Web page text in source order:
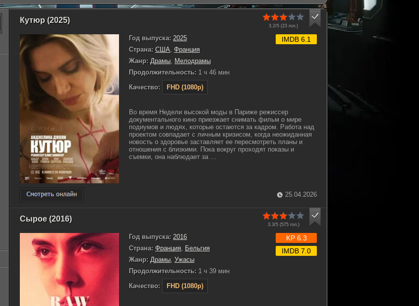
Кутюр (2025)
3.2/5 (23 гол.)
Год выпуска: 2025
Страна: США, Франция
Жанр: Драмы, Мелодрамы
Продолжительность: 1 ч 46 мин
Качество:
FHD (1080p)
IMDB 6.1
Во время Недели высокой моды в Париже режиссер
документального кино приезжает снимать фильм о мире
подиумов и людях, которые остаются за кадром. Работа над
проектом совпадает с личным кризисом, когда неожиданная
новость о здоровье заставляет ее пересмотреть планы и
отношения с близкими. Пока вокруг проходят показы и
съемки, она наблюдает за ...
25.04.2026
Сырое (2016)
3.3/5 (575гол.)
Год выпуска: 2016
Страна: Франция Бельгия
Жанр: Драмы Ужасы
Продолжительность: 1 ч 39 мин
Качество:
FHD (1080p)
KP 6.3
IMDB 7.0